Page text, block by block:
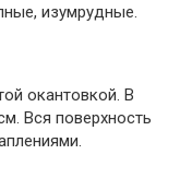
изумрудные.
окантовкой. В
Вся поверхность